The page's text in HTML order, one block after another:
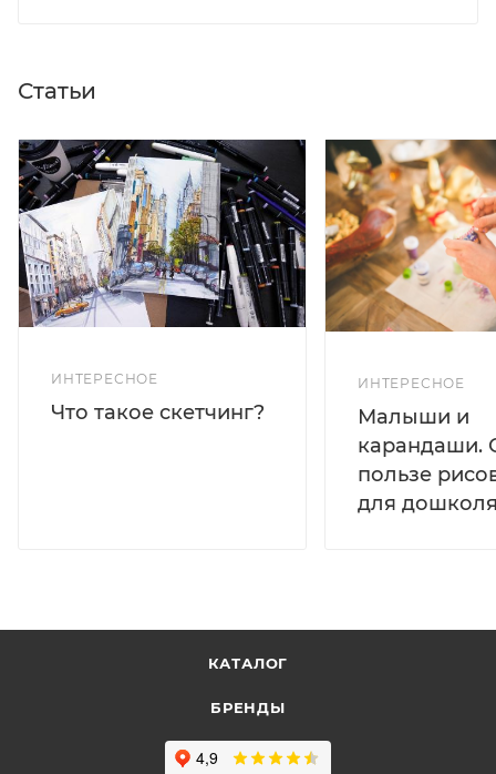
Статьи
ИНТЕРЕСНОЕ
Что такое скетчинг?
ИНТЕРЕСНОЕ
Малыши и
карандаши.
пользе
для
КАТАЛОГ
БРЕНДЫ